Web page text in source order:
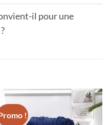
il pour une
!